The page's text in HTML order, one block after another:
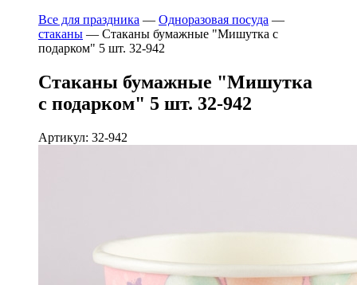
Все для праздника — Одноразовая посуда —
стаканы — Стаканы бумажные "Мишутка с
подарком" 5 шт. 32-942
Стаканы бумажные "Мишутка
с подарком" 5 шт. 32-942
Артикул: 32-942